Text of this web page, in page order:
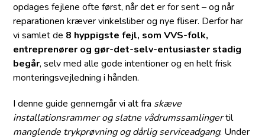
opdages fejlene ofte først, når det er for sent – og når
reparationen kræver vinkelsliber og nye fliser. Derfor har
vi samlet de 8 hyppigste fejl, som VVS-folk,
entreprenører og gør-det-selv-entusiaster stadig
begår, selv med alle gode intentioner og en helt frisk
monteringsvejledning i hånden.
I denne guide gennemgår vi alt fra skæve
installationsrammer og slatne vådrumssamlingertil
manglende trykprøvning og dårlig serviceadgang. Under